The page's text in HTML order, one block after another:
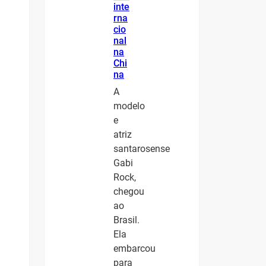
inte
rna
cio
nal
na
Chi
na
A
modelo
e
atriz
santarosense
Gabi
Rock,
chegou
ao
Brasil.
Ela
embarcou
para